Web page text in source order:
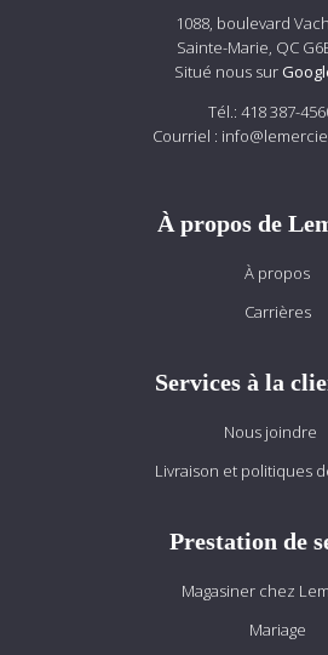
1088, boulevard
Sainte-Marie, QC
Situé nous sur
Tél.: 418 387-
Courriel :
À propos de
À propos
Carrières
Services à la
Nous joindre
Livraison et politiques
Prestation de
Magasiner chez
Mariage